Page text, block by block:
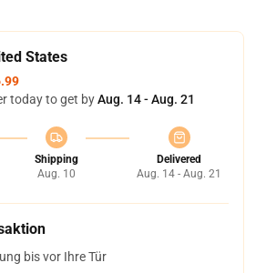
States
today to get byAug. 14 - Aug. 21
Shipping
Aug. 10
Delivered
Aug. 14 - Aug. 21
bis vor Ihre Tür